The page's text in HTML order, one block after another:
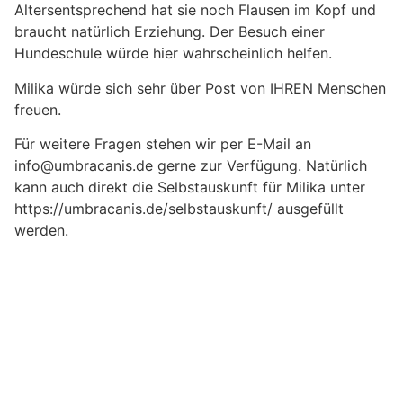
Altersentsprechend hat sie noch Flausen im Kopf und
braucht natürlich Erziehung. Der Besuch einer
Hundeschule würde hier wahrscheinlich helfen.
Milika würde sich sehr über Post von IHREN Menschen
freuen.
Für weitere Fragen stehen wir per E-Mail an
info@umbracanis.de gerne zur Verfügung. Natürlich
kann auch direkt die Selbstauskunft für Milika unter
https://umbracanis.de/selbstauskunft/ ausgefüllt
werden.